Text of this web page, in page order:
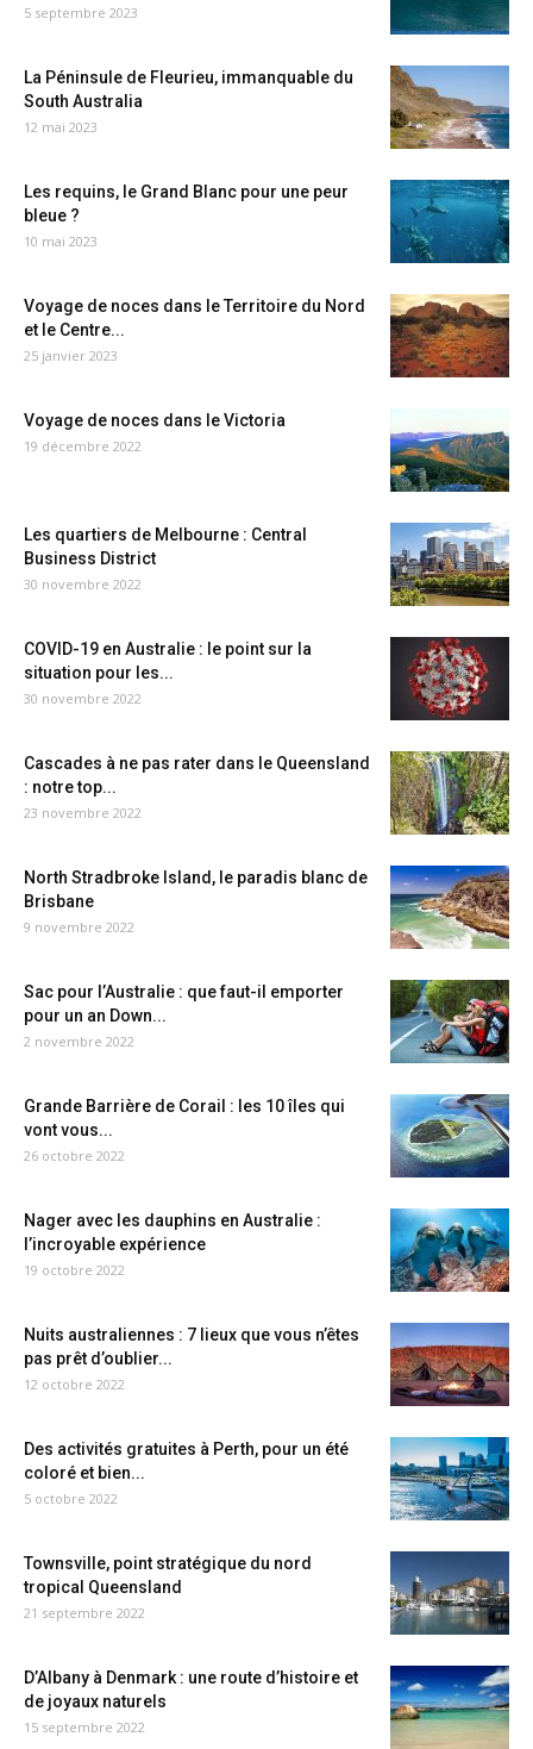
5 septembre 2023
La Péninsule de Fleurieu, immanquable du
South Australia
12 mai 2023
Les requins, le Grand Blanc pour une peur
bleue ?
10 mai 2023
Voyage de noces dans le Territoire du Nord
et le Centre...
25 janvier 2023
Voyage de noces dans le Victoria
19 décembre 2022
Les quartiers de Melbourne : Central
Business District
30 novembre 2022
COVID-19 en Australie : le point sur la
situation pour les...
30 novembre 2022
Cascades à ne pas rater dans le Queensland
: notre top...
23 novembre 2022
North Stradbroke Island, le paradis blanc de
Brisbane
9 novembre 2022
Sac pour l’Australie : que faut-il emporter
pour un an Down...
2 novembre 2022
Grande Barrière de Corail : les 10 îles qui
vont vous...
26 octobre 2022
Nager avec les dauphins en Australie :
l’incroyable expérience
19 octobre 2022
Nuits australiennes : 7 lieux que vous n’êtes
pas prêt d’oublier...
12 octobre 2022
Des activités gratuites à Perth, pour un été
coloré et bien...
5 octobre 2022
Townsville, point stratégique du nord
tropical Queensland
21 septembre 2022
D’Albany à Denmark : une route d’histoire et
de joyaux naturels
15 septembre 2022